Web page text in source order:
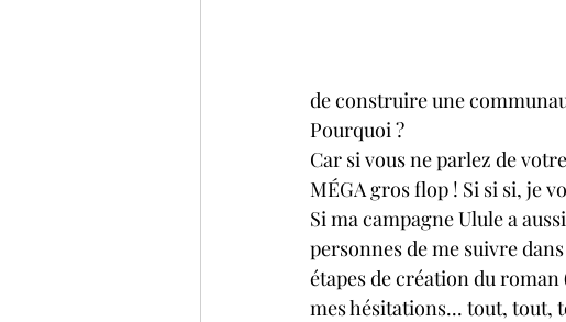
de construire une
Pourquoi ?
Car si vous ne parlez de
MÉGA gros flop ! Si si si, je
Si ma campagne Ulule a
personnes de me suivre
étapes de création du
mes hésitations... tout, tout,